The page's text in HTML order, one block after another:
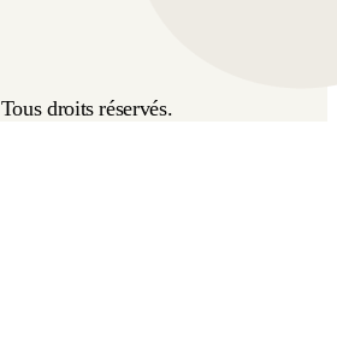
droits réservés.